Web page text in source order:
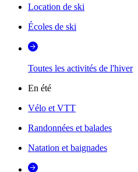
Location de ski
Écoles de ski
Toutes les activités de l'hiver
En été
Vélo et VTT
Randonnées et balades
Natation et baignades